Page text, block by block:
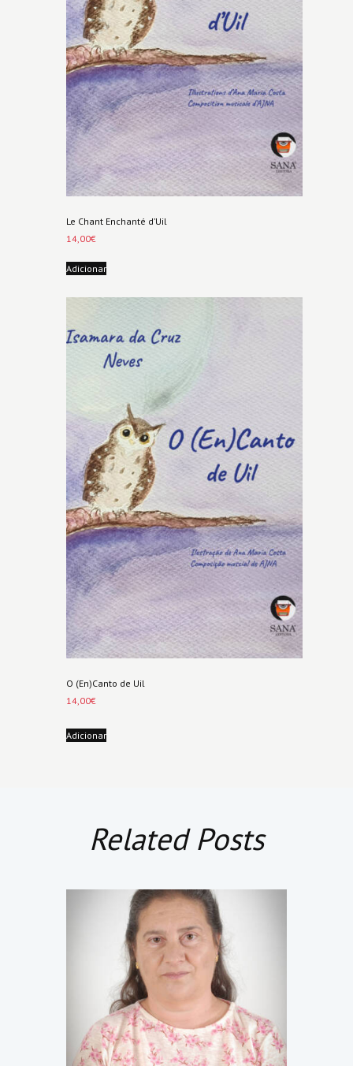
Le Chant Enchanté d’Uil
14,00€
Adicionar
O (En)Canto de Uil
14,00€
Adicionar
Related Posts